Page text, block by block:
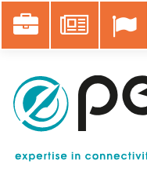
au
contenu
Career News